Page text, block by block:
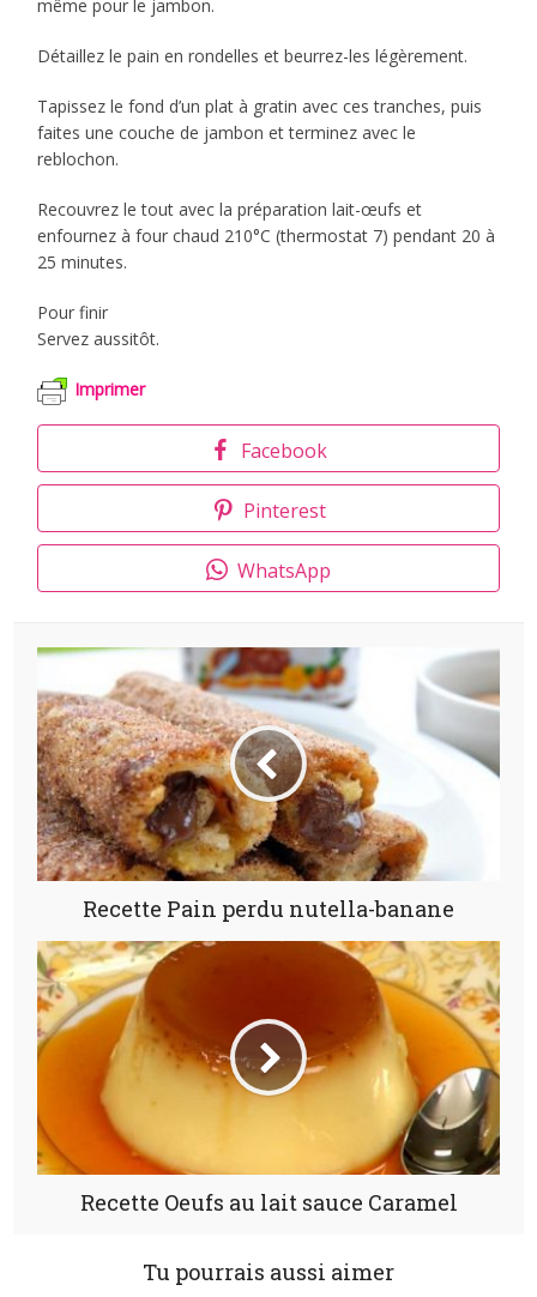
même pour le jambon.
Détaillez le pain en rondelles et beurrez-les légèrement.
Tapissez le fond d’un plat à gratin avec ces tranches, puis
faites une couche de jambon et terminez avec le
reblochon.
Recouvrez le tout avec la préparation lait-œufs et
enfournez à four chaud 210°C (thermostat 7) pendant 20 à
25 minutes.
Pour finir
Servez aussitôt.
Imprimer
Facebook
Pinterest
WhatsApp
Recette Pain perdu nutella-banane
Recette Oeufs au lait sauce Caramel
Tu pourrais aussi aimer